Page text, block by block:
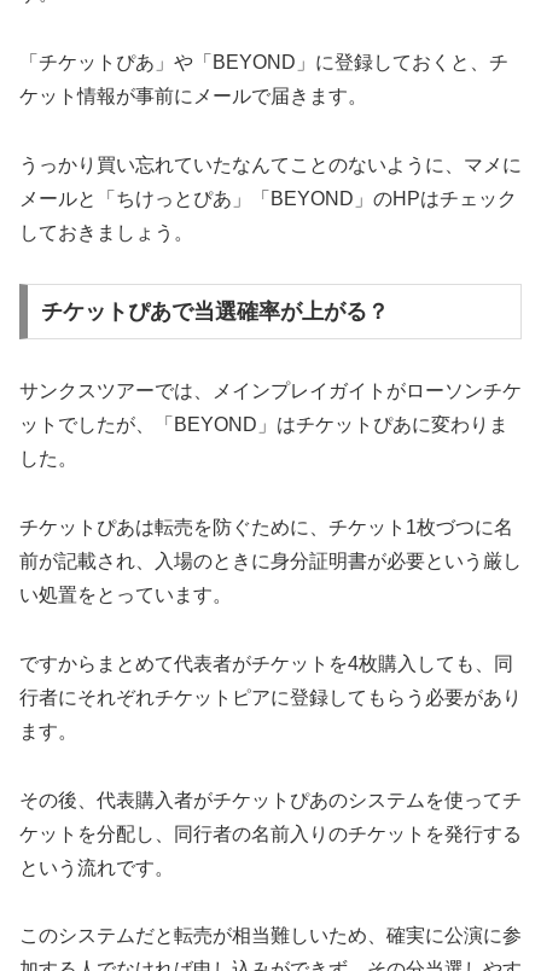
「チケットぴあ」や「BEYOND」に登録しておくと、チ
ケット情報が事前にメールで届きます。
うっかり買い忘れていたなんてことのないように、マメに
メールと「ちけっとぴあ」「BEYOND」のHPはチェック
しておきましょう。
チケットぴあで当選確率が上がる？
サンクスツアーでは、メインプレイガイトがローソンチケ
ットでしたが、「BEYOND」はチケットぴあに変わりま
した。
チケットぴあは転売を防ぐために、チケット1枚づつに名
前が記載され、入場のときに身分証明書が必要という厳し
い処置をとっています。
ですからまとめて代表者がチケットを4枚購入しても、同
行者にそれぞれチケットピアに登録してもらう必要があり
ます。
その後、代表購入者がチケットぴあのシステムを使ってチ
ケットを分配し、同行者の名前入りのチケットを発行する
という流れです。
このシステムだと転売が相当難しいため、確実に公演に参